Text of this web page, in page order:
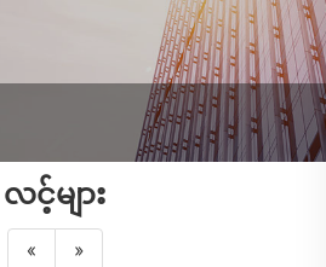
လင့်များ
« »